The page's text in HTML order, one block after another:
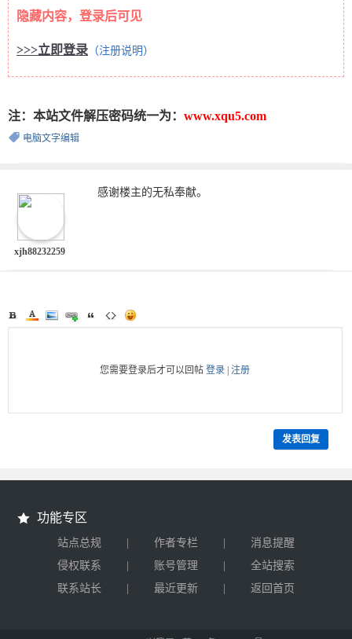
隐藏内容，登录后可见
>>>立即登录 （注册说明）
注：本站文件解压密码统一为： www.xqu5.com
电脑文字编辑
xjh88232259
感谢楼主的无私奉献。
您需要登录后才可以回帖登录 |注册
发表回复
功能专区
站点总规 | 作者专栏 |
消息提醒
侵权联系
| 账号管理 |
全站搜索
联系站长
| 最近更新 | 返回首页